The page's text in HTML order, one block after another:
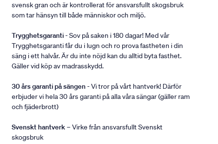
svensk gran och är kontrollerat för ansvarsfullt skogsbruk
som tar hänsyn till både människor och miljö.
Trygghetsgaranti- Sov på saken i 180 dagar! Med vår
Trygghetsgaranti får du i lugn och ro prova fastheten i din
säng i ett halvår. Är du inte nöjd kan du alltid byta fasthet.
Gäller vid köp av madrasskydd.
30 års garanti på sängen - Vi tror på vårt hantverk! Därför
erbjuder vi hela 30 års garanti på alla våra sängar (gäller ram
och fjäderbrott)
Svenskt hantverk– Virke från ansvarsfullt Svenskt
skogsbruk